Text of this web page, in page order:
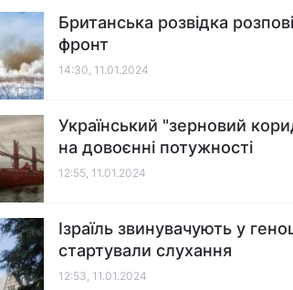
Британська розвідка
фронт
14:30, 11.01.2024
Український "зерновий
на довоєнні потужності
12:55, 11.01.2024
Ізраїль звинувачують у
стартували слухання
12:53, 11.01.2024